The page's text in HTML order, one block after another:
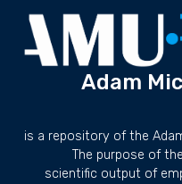
Adam
is a repository of the
The purpose of
scientific output of